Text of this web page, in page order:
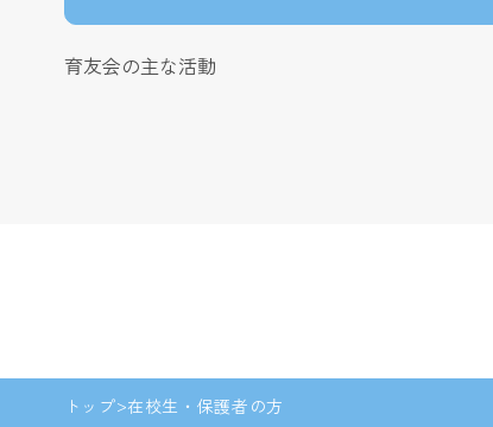
育友会の主な活動
トップ 在校生・保護者の方